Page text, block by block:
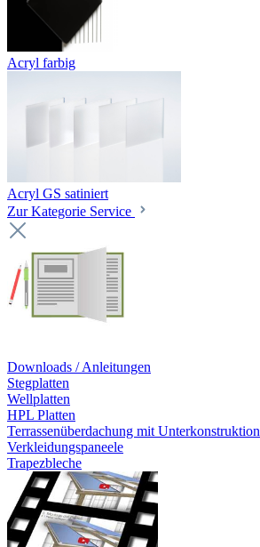
Acryl farbig
Acryl GS satiniert
Zur Kategorie Service
Downloads / Anleitungen
Stegplatten
Wellplatten
HPL Platten
Terrassenüberdachung mit Unterkonstruktion
Verkleidungspaneele
Trapezbleche